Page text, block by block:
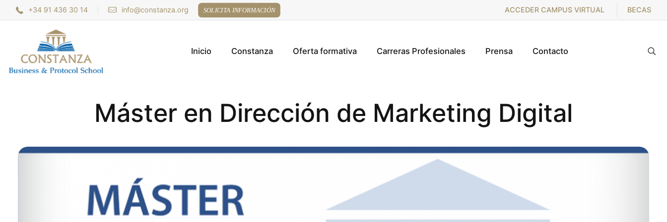
+34 91 436 30 14 info@constanza.org SOLICITA INFORMACIÓN ACCEDER CAMPUS VIRTUAL BECAS
Inicio Constanza Oferta formativa Carreras Profesionales Prensa Contacto
Máster en Dirección de Marketing Digital